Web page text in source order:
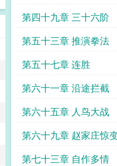
第四十九章 三十六阶
第五十三章 推演拳法
第五十七章 连胜
第六十一章 沿途拦截
第六十五章 人鸟大战
第六十九章 赵家庄惊
第七十三章 自作多情